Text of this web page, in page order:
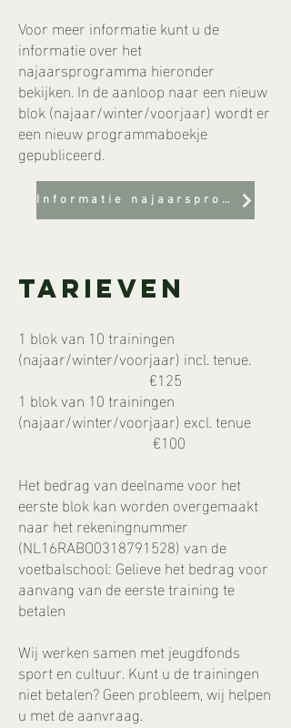
Voor meer informatie kunt u de
informatie over het
najaarsprogramma hieronder
bekijken. In de aanloop naar een nieuw
blok (najaar/winter/voorjaar) wordt er
een nieuw programmaboekje
gepubliceerd.
Informatie najaarsprogramma
Tarieven
1 blok van 10 trainingen
(najaar/winter/voorjaar) incl. tenue.
€125
1 blok van 10 trainingen
(najaar/winter/voorjaar) excl. tenue
€100
​Het bedrag van deelname voor het
eerste blok kan worden overgemaakt
naar het rekeningnummer
(NL16RABO0318791528) van de
voetbalschool: Gelieve het bedrag voor
aanvang van de eerste training te
betalen
Wij werken samen met jeugdfonds
sport en cultuur. Kunt u de trainingen
niet betalen? Geen probleem, wij helpen
u met de aanvraag.